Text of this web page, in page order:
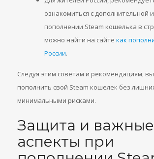
ознакомиться с дополнительной
пополнении Steam кошелька в
можно найти на сайте как
России.
Следуя этим советам и рекомендациям,
пополнить свой Steam кошелек без
минимальными рисками.
Защита и важные
аспекты при